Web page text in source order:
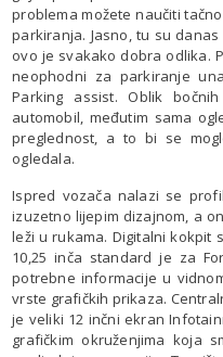
problema možete naučiti
parkiranja. Jasno, tu su
ovo je svakako dobra odlika.
neophodni za parkiranje
Parking assist. Oblik
automobil, međutim sama
preglednost, a to bi se
ogledala.
Ispred vozača nalazi se
izuzetno lijepim dizajnom, a
leži u rukama. Digitalni kokpit
10,25 inča standard je za
potrebne informacije u
vrste grafičkih prikaza.
je veliki 12 inčni ekran
grafičkim okruženjima koja